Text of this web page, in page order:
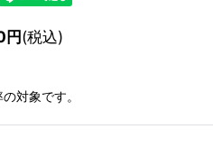
円(税込)
対象です。